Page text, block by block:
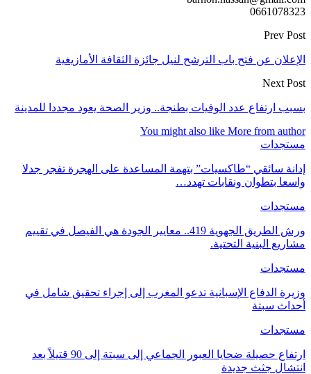
0661078323
Prev Post
الإعلان عن فتح باب الترشح لنيل جائزة الثقافة الأمازيغية
Next Post
بسبب ارتفاع عدد الوفيات بطنجة.. وزير الصحة يعود مجددا للمدينة
You might also like More from author
مستجدات
إدانة سائقي “طاكسيات” بتهمة المساعدة على الهجرة تفجر جدلا
واسعا بتطوان ونقابات تهدد…
مستجدات
ورش الطريق الجهوية 419.. معايير الجودة هي الفيصل في تقييم
مشاريع البنية التحتية.
مستجدات
وزيرة الدفاع الإسبانية تدعو المغرب إلى إجراء تحقيق شامل في
أحداث سبتة
مستجدات
ارتفاع حصيلة ضحايا العبور الجماعي إلى سبتة إلى 90 قتيلاً بعد
انتشال جثث جديدة